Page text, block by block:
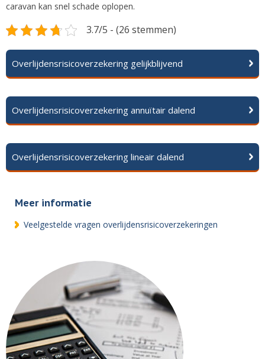
caravan kan snel schade oplopen.
3.7/5 - (26 stemmen)
Overlijdensrisicoverzekering gelijkblijvend
Overlijdensrisicoverzekering annuïtair dalend
Overlijdensrisicoverzekering lineair dalend
Meer informatie
Veelgestelde vragen overlijdensrisicoverzekeringen